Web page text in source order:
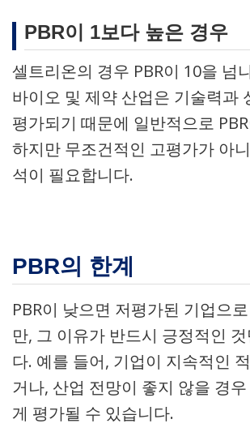
PBR이 1보다 높은 경우
셀트리온의 경우 PBR이 10을 넘
바이오 및 제약 산업은 기술력과
평가되기 때문에 일반적으로
하지만 무조건적인 고평가가 아
석이 필요합니다.
PBR의 한계
PBR이 낮으면 저평가된 기업으
만, 그 이유가 반드시 긍정적인
다. 예를 들어, 기업이 지속적인
거나, 산업 전망이 좋지 않을 경
게 평가될 수 있습니다.